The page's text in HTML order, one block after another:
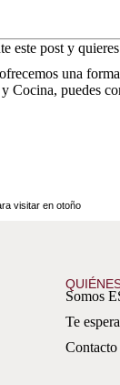
este post y
una
y Cocina, puedes
visitar en otoño
Somos
Te
Contacto